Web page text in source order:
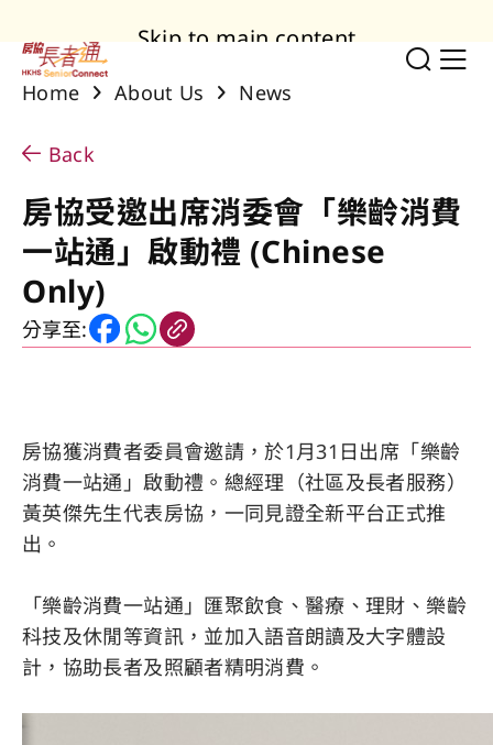
Skip to main content
Home About Us News
Back
房協受邀出席消委會「樂齡消費
一站通」啟動禮 (Chinese
Only)
分享至:
房協獲消費者委員會邀請，於1月31日出席「樂齡
消費一站通」啟動禮。總經理（社區及長者服務）
黃英傑先生代表房協，一同見證全新平台正式推
出。
「樂齡消費一站通」匯聚飲食、醫療、理財、樂齡
科技及休閒等資訊，並加入語音朗讀及大字體設
計，協助長者及照顧者精明消費。